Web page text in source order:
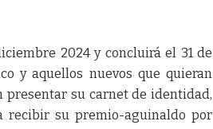
2024 y concluirá el 31 de
y aquellos nuevos que quieran
presentar su carnet de identidad,
recibir su premio-aguinaldo por